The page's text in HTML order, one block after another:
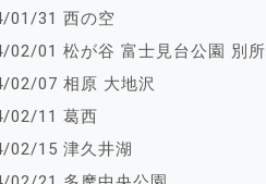
01/31 西の空
02/01 松が谷 富士見台公園 別所
02/07 相原 大地沢
02/11 葛西
02/15 津久井湖